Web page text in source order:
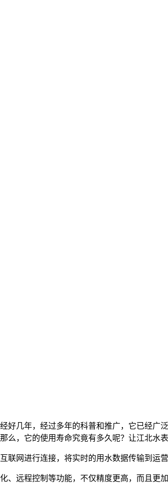
几年，经过多年的科普和推广，它已经广
，它的使用寿命究竟有多久呢？让江北水表
网进行连接，将实时的用水数据传输到运营
远程控制等功能，不仅精度更高，而且更加